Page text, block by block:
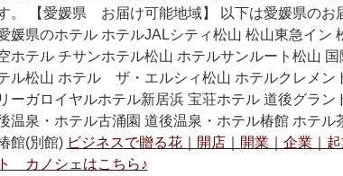
。 【愛媛県 お届け可能地域】 以下は愛媛県のお
媛県のホテル ホテルJALシティ松山 松山東急イン
ホテル チサンホテル松山 ホテルサンルート松山
ル松山 ホテル ザ・エルシィ松山 ホテルクレメン
リーガロイヤルホテル新居浜 宝荘ホテル 道後グラン
温泉・ホテル古涌園 道後温泉・ホテル椿館 ホテル
館(別館) ビジネスで贈る花｜開店｜開業｜企業｜
ト カノシェはこちら♪